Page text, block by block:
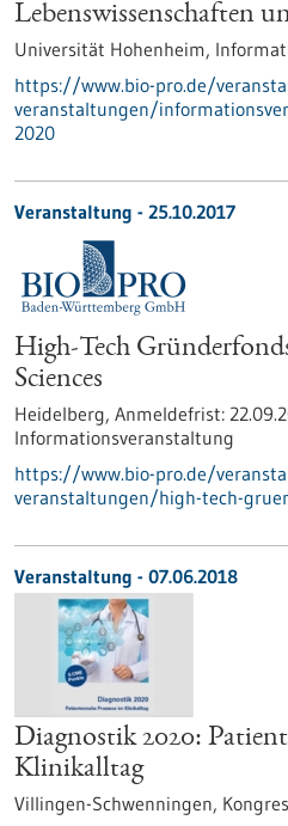
Lebenswissenschaften
Universität Hohenheim,
https://www.bio-pro.de/
veranstaltungen/
2020
Veranstaltung - 25.10.2017
High-Tech
Sciences
Heidelberg, Anmeldefrist:
Informationsveranstaltung
https://www.bio-pro.de/
veranstaltungen/high-tech-
Veranstaltung - 07.06.2018
Diagnostik 2020:
Klinikalltag
Villingen-Schwenningen,